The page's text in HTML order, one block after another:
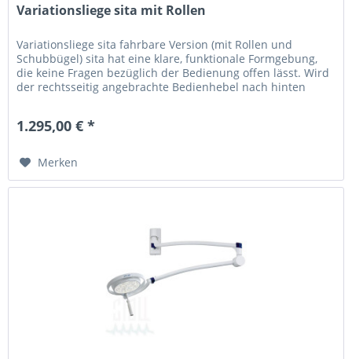
Variationsliege sita mit Rollen
Variationsliege sita fahrbare Version (mit Rollen und
Schubbügel) sita hat eine klare, funktionale Formgebung,
die keine Fragen bezüglich der Bedienung offen lässt. Wird
der rechtsseitig angebrachte Bedienhebel nach hinten
1.295,00 € *
Merken